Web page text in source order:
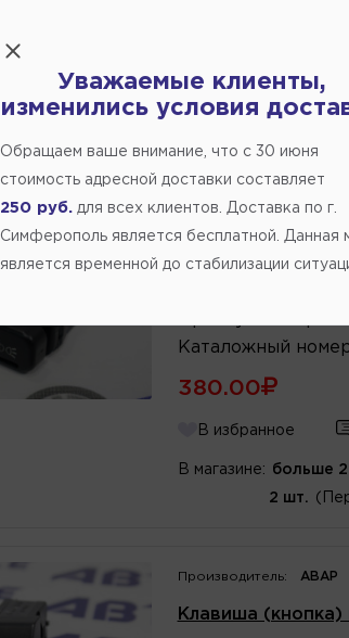
285.00
Клавиша (кнопка)
Каталожный
380.00
В избранное
В магазине: больше
2 шт.
Производитель: АВАР
Клавиша (кнопка)
Уважаемые клиенты,
изменились условия
Обращаем ваше внимание, что c 30 июня
стоимость адресной доставки составляет
250 руб. для всех клиентов. Доставка по г.
Симферополь является бесплатной. Данная
является временной до стабилизации